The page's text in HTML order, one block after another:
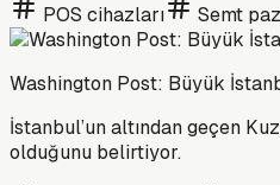
POS cihazları Semt
Washington Post: Büyük
İstanbul’un altından geçen
olduğunu belirtiyor.